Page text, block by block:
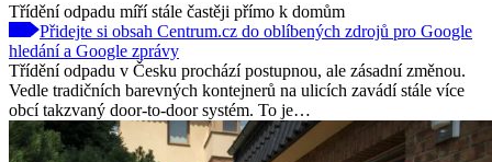
Třídění odpadu míří stále častěji přímo k domům
Přidejte si obsah Centrum.cz do oblíbených zdrojů pro Google
hledání a Google zprávy
Třídění odpadu v Česku prochází postupnou, ale zásadní změnou.
Vedle tradičních barevných kontejnerů na ulicích zavádí stále více
obcí takzvaný door‑to‑door systém. To je…